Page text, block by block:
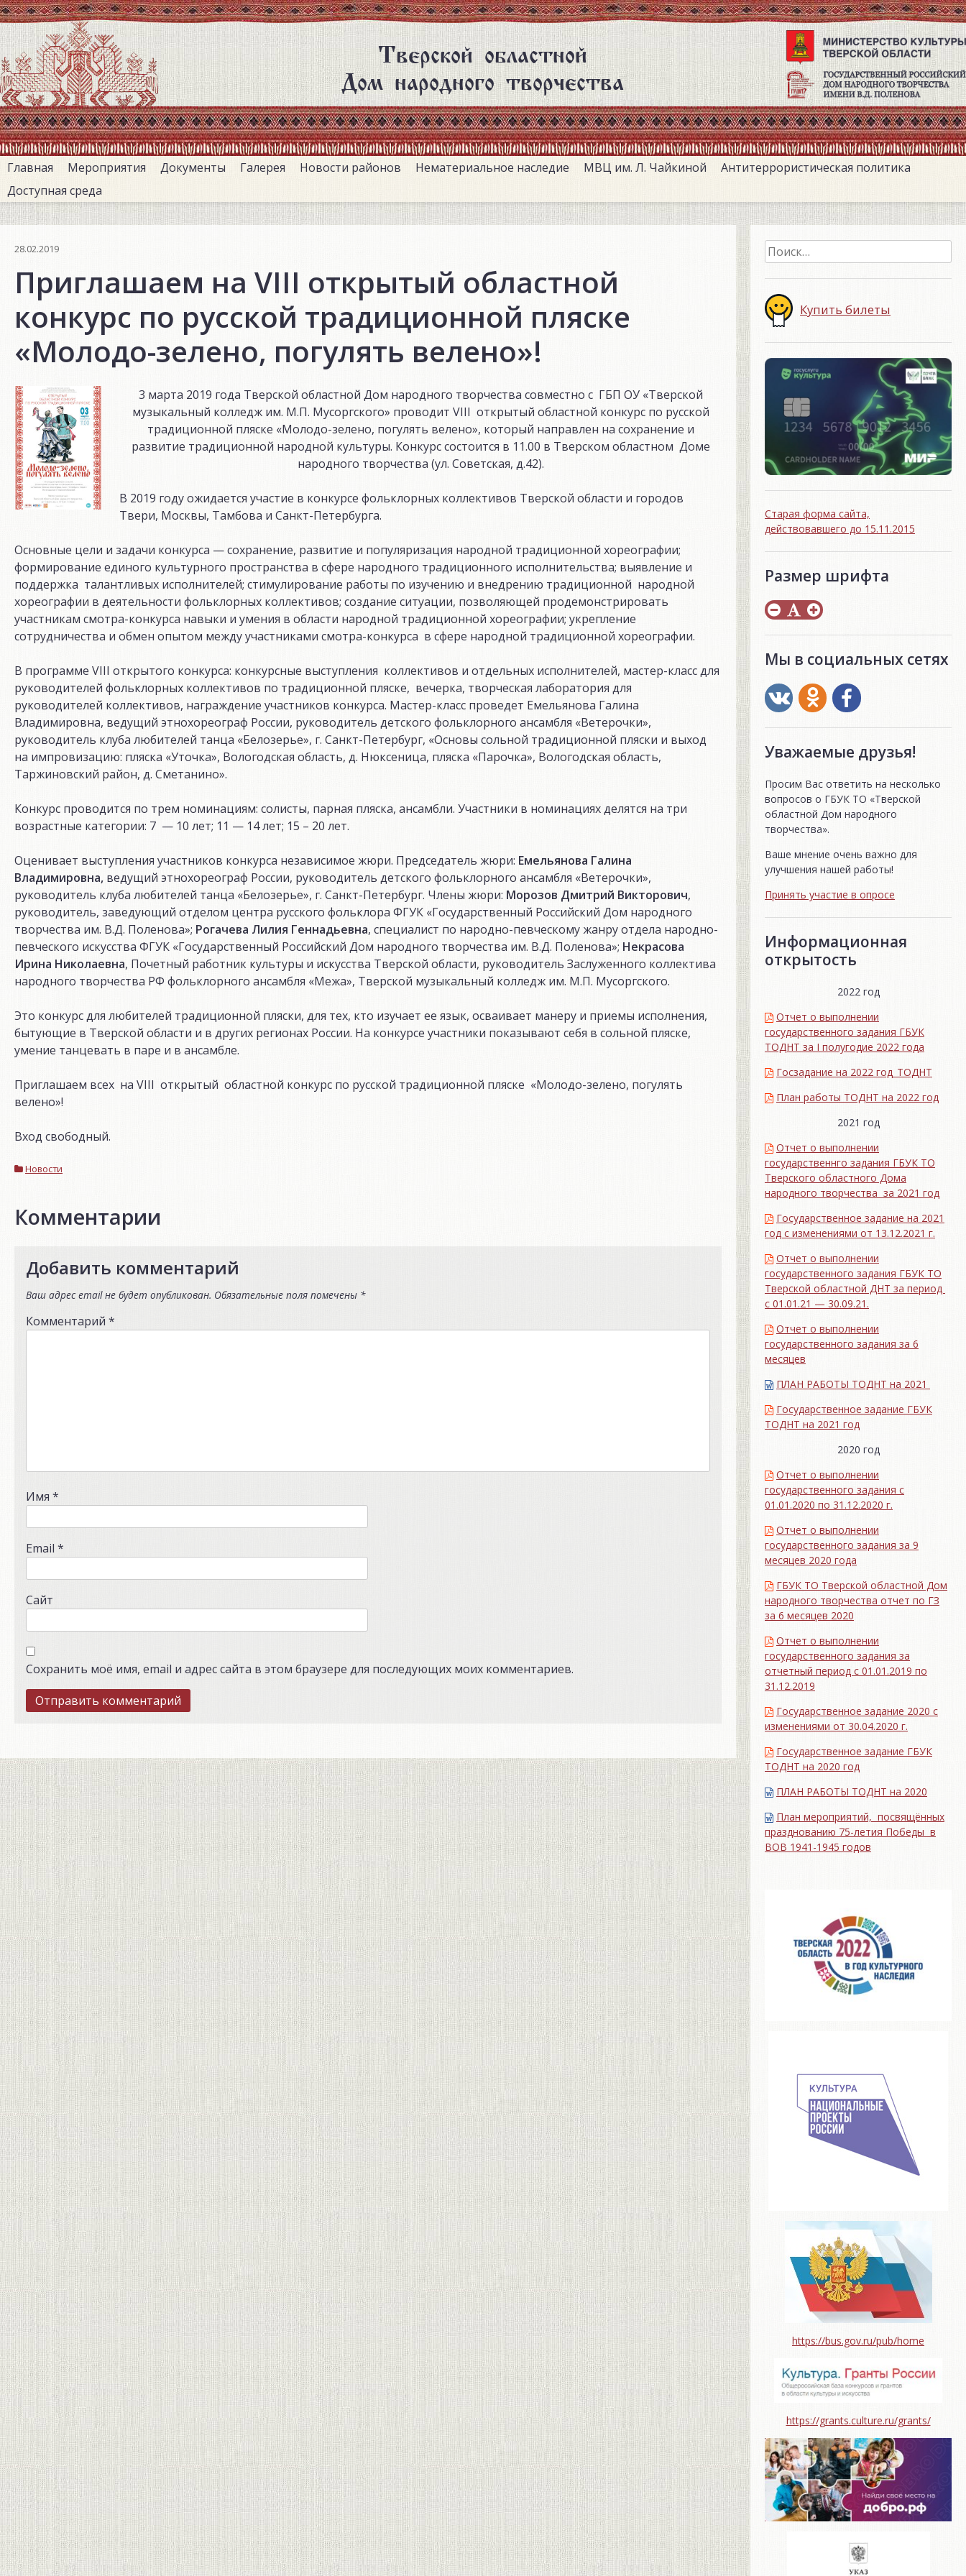
Перейти
к
основному
содержанию
Тверской областной
Дом народного творчества
Главная Мероприятия Документы Галерея Новости районов Нематериальное наследие МВЦ им. Л. Чайкиной
Антитеррористическая политика
Доступная среда
28.02.2019
Приглашаем на VIII открытый областной
конкурс по русской традиционной пляске
«Молодо-зелено, погулять велено»!
3 марта 2019 года Тверской областной Дом народного творчества совместно с ГБП ОУ «Тверской
музыкальный колледж им. М.П. Мусоргского» проводит VIII открытый областной конкурс по русской
традиционной пляске «Молодо-зелено, погулять велено», который направлен на сохранение и
развитие традиционной народной культуры. Конкурс состоится в 11.00 в Тверском областном Доме
народного творчества (ул. Советская, д.42).
В 2019 году ожидается участие в конкурсе фольклорных коллективов Тверской области и городов
Твери, Москвы, Тамбова и Санкт-Петербурга.
Основные цели и задачи конкурса — сохранение, развитие и популяризация народной традиционной хореографии;
формирование единого культурного пространства в сфере народного традиционного исполнительства; выявление и
поддержка талантливых исполнителей; стимулирование работы по изучению и внедрению традиционной народной
хореографии в деятельности фольклорных коллективов; создание ситуации, позволяющей продемонстрировать
участникам смотра-конкурса навыки и умения в области народной традиционной хореографии; укрепление
сотрудничества и обмен опытом между участниками смотра-конкурса в сфере народной традиционной хореографии.
В программе VIII открытого конкурса: конкурсные выступления коллективов и отдельных исполнителей, мастер-класс для
руководителей фольклорных коллективов по традиционной пляске, вечерка, творческая лаборатория для
руководителей коллективов, награждение участников конкурса. Мастер-класс проведет Емельянова Галина
Владимировна, ведущий этнохореограф России, руководитель детского фольклорного ансамбля «Ветерочки»,
руководитель клуба любителей танца «Белозерье», г. Санкт-Петербург, «Основы сольной традиционной пляски и выход
на импровизацию: пляска «Уточка», Вологодская область, д. Нюксеница, пляска «Парочка», Вологодская область,
Таржиновский район, д. Сметанино».
Конкурс проводится по трем номинациям: солисты, парная пляска, ансамбли. Участники в номинациях делятся на три
возрастные категории: 7 — 10 лет; 11 — 14 лет; 15 – 20 лет.
Оценивает выступления участников конкурса независимое жюри. Председатель жюри: Емельянова Галина
Владимировна, ведущий этнохореограф России, руководитель детского фольклорного ансамбля «Ветерочки»,
руководитель клуба любителей танца «Белозерье», г. Санкт-Петербург. Члены жюри: Морозов Дмитрий Викторович,
руководитель, заведующий отделом центра русского фольклора ФГУК «Государственный Российский Дом народного
творчества им. В.Д. Поленова»; Рогачева Лилия Геннадьевна, специалист по народно-певческому жанру отдела народно-
певческого искусства ФГУК «Государственный Российский Дом народного творчества им. В.Д. Поленова»; Некрасова
Ирина Николаевна, Почетный работник культуры и искусства Тверской области, руководитель Заслуженного коллектива
народного творчества РФ фольклорного ансамбля «Межа», Тверской музыкальный колледж им. М.П. Мусоргского.
Это конкурс для любителей традиционной пляски, для тех, кто изучает ее язык, осваивает манеру и приемы исполнения,
бытующие в Тверской области и в других регионах России. На конкурсе участники показывают себя в сольной пляске,
умение танцевать в паре и в ансамбле.
Приглашаем всех на VIII открытый областной конкурс по русской традиционной пляске «Молодо-зелено, погулять
велено»!
Вход свободный.
Новости
Комментарии
Добавить комментарий
Ваш адрес email не будет опубликован. Обязательные поля помечены *
Комментарий *
Имя *
Email *
Сайт
Сохранить моё имя, email и адрес сайта в этом браузере для последующих моих комментариев.
Найти:
Купить билеты
Старая форма сайта,
действовавшего до 15.11.2015
Размер шрифта
Мы в социальных сетях
Уважаемые друзья!
Просим Вас ответить на несколько
вопросов о ГБУК ТО «Тверской
областной Дом народного
творчества».
Ваше мнение очень важно для
улучшения нашей работы!
Принять участие в опросе
Информационная
открытость
2022 год
Отчет о выполнении
государственного задания ГБУК
ТОДНТ за I полугодие 2022 года
Госзадание на 2022 год_ТОДНТ
План работы ТОДНТ на 2022 год
2021 год
Отчет о выполнении
государственнго задания ГБУК ТО
Тверского областного Дома
народного творчества за 2021 год
Государственное задание на 2021
год с изменениями от 13.12.2021 г.
Отчет о выполнении
государственного задания ГБУК ТО
Тверской областной ДНТ за период
с 01.01.21 — 30.09.21.
Отчет о выполнении
государственного задания за 6
месяцев
ПЛАН РАБОТЫ ТОДНТ на 2021
Государственное задание ГБУК
ТОДНТ на 2021 год
2020 год
Отчет о выполнении
государственного задания с
01.01.2020 по 31.12.2020 г.
Отчет о выполнении
государственного задания за 9
месяцев 2020 года
ГБУК ТО Тверской областной Дом
народного творчества отчет по ГЗ
за 6 месяцев 2020
Отчет о выполнении
государственного задания за
отчетный период с 01.01.2019 по
31.12.2019
Государственное задание 2020 с
изменениями от 30.04.2020 г.
Государственное задание ГБУК
ТОДНТ на 2020 год
ПЛАН РАБОТЫ ТОДНТ на 2020
План мероприятий, посвящённых
празднованию 75-летия Победы в
ВОВ 1941-1945 годов
https://bus.gov.ru/pub/home
https://grants.culture.ru/grants/